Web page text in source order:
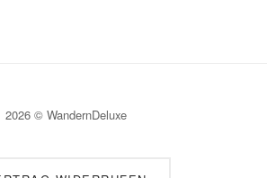
2026 © WandernDeluxe